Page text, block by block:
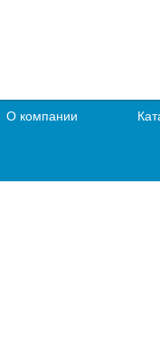
О компании